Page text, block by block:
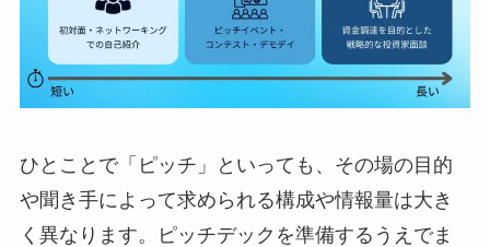
ひとことで「ピッチ」といっても、その場の目的
や聞き手によって求められる構成や情報量は大き
く異なります。ピッチデックを準備するうえでま